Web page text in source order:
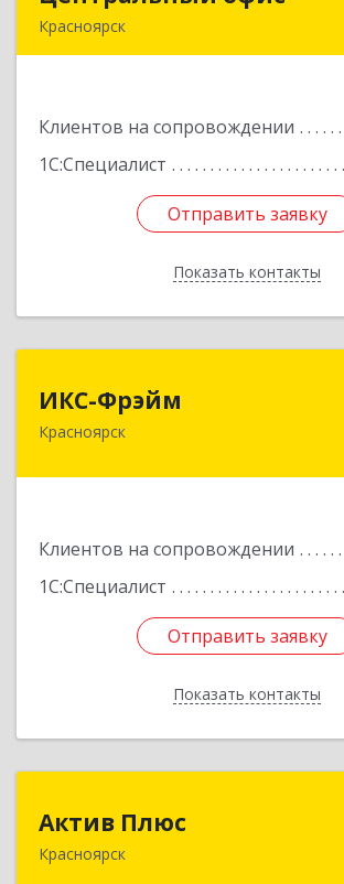
Красноярск
Клиентов на сопровождении
1С:Специалист
Отправить заявку
Показать контакты
Отправить заявку
Назад
ИКС-Фрэйм
Красноярск
Клиентов на сопровождении
1С:Специалист
Отправить заявку
Показать контакты
660077, Красноярский край,
Отправить заявку
Назад
Актив Плюс
Красноярск660017, Красноярский край,